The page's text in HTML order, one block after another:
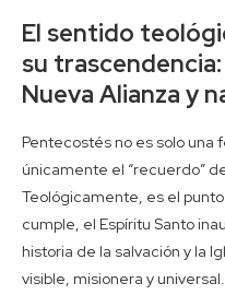
El sentido
su
Nueva Alianza y
Pentecostés no es solo una
únicamente el “recuerdo”
Teológicamente, es el
cumple, el Espíritu Santo
historia de la salvación y la
visible, misionera y